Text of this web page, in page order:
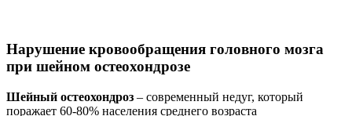
Нарушение кровообращения головного мозга
при шейном остеохондрозе
Шейный остеохондроз – современный недуг, который
поражает 60-80% населения среднего возраста